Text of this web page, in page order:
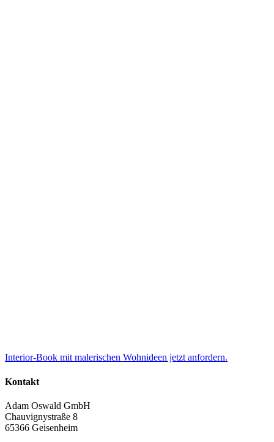
Interior-Book mit malerischen Wohnideen jetzt anfordern.
Kontakt
Adam Oswald GmbH
Chauvignystraße 8
65366 Geisenheim